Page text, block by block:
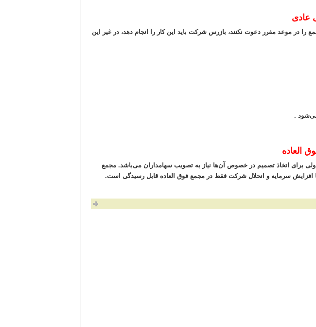
عادی
موعد مقرر دعوت نکنند، بازرس شرکت باید این کار را انجام دهد، در غیر این
می‌شود .
العاده
برای اتخاذ تصمیم در خصوص آن‌ها نیاز به تصویب سهامداران می‌باشد. مجمع
سرمایه و انحلال شرکت فقط در مجمع فوق العاده قابل رسیدگی است.